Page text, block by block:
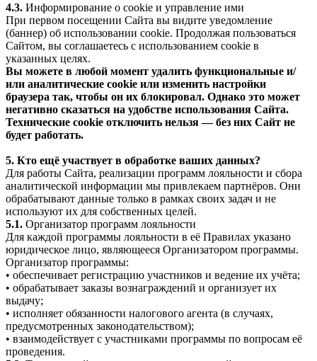
4.3. Информирование о cookie и управление ими
При первом посещении Сайта вы видите уведомление
(баннер) об использовании cookie. Продолжая пользоваться
Сайтом, вы соглашаетесь с использованием cookie в
указанных целях.
Вы можете в любой момент удалить функциональные и/
или аналитические cookie или изменить настройки
браузера так, чтобы он их блокировал. Однако это может
негативно сказаться на удобстве использования Сайта.
Технические cookie отключить нельзя — без них Сайт не
будет работать.
5. Кто ещё участвует в обработке ваших данных?
Для работы Сайта, реализации программ лояльности и сбора
аналитической информации мы привлекаем партнёров. Они
обрабатывают данные только в рамках своих задач и не
используют их для собственных целей.
5.1. Организатор программ лояльности
Для каждой программы лояльности в её Правилах указано
юридическое лицо, являющееся Организатором программы.
Организатор программы:
• обеспечивает регистрацию участников и ведение их учёта;
• обрабатывает заказы вознаграждений и организует их
выдачу;
• исполняет обязанности налогового агента (в случаях,
предусмотренных законодательством);
• взаимодействует с участниками программы по вопросам её
проведения.